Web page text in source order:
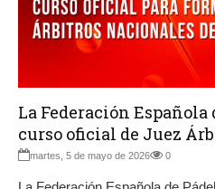
La Federación Española
curso oficial de Juez
martes, 5 de mayo de 2026 0